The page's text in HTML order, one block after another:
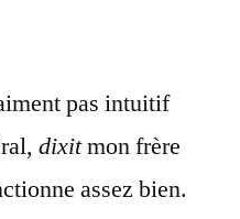
pas intuitif
dixitmon frère
assez bien.